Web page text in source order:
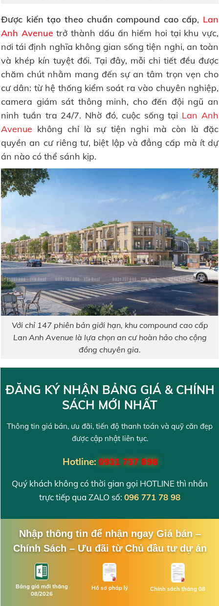
Được kiến tạo theo chuẩn compound cao cấp, Lan
Anh Avenue trở thành dấu ấn hiếm hoi tại khu vực,
nơi tái định nghĩa không gian sống tiện nghi, an toàn
và khép kín tuyệt đối. Tại đây, mỗi chi tiết đều được
chăm chút nhằm mang đến sự an tâm trọn vẹn cho
cư dân: từ hệ thống kiểm soát ra vào chuyên nghiệp,
camera giám sát thông minh, cho đến đội ngũ an
ninh tuần tra 24/7. Nhờ đó, cuộc sống tại Lan Anh
Avenue không chỉ là sự tiện nghi mà còn là đặc
quyền an cư riêng tư, biệt lập và đẳng cấp mà ít dự
án nào có thể sánh kịp.
Với chỉ 147 phiên bản giới hạn, khu compound cao cấp
Lan Anh Avenue là lựa chọn an cư hoàn hảo cho cộng
đồng chuyên gia.
ĐĂNG KÝ NHẬN BẢNG GIÁ & CHÍNH
SÁCH MỚI NHẤT
Thông tin giá bán, ưu đãi, tiến độ thanh toán và quỹ căn đẹp
được cập nhật liên tục.
Hotline:0931 737 898
Quý khách không có thời gian gọi HOTLINE thì nhắn
trực tiếp qua ZALO số: 096 771 78 98
Nhập thông tin để nhận ngay Giá bán –
Chính Sách – Ưu đãi từ Chủ đầu tư dự án
Bảng giá mới tháng
08/2026
Hồ sơ pháp lý Chính sách tháng 08